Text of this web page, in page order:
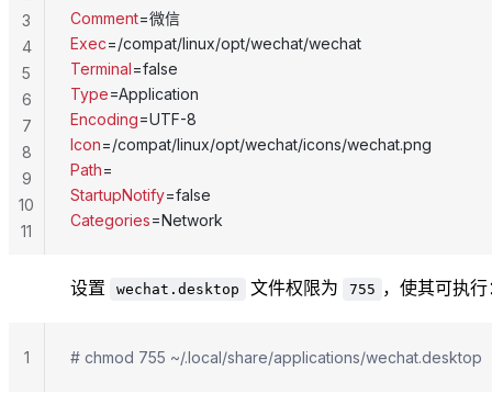
Comment=微信
Exec=/compat/linux/opt/wechat/wechat
Terminal=false
Type=Application
Encoding=UTF-8
Icon=/compat/linux/opt/wechat/icons/wechat.png
Path=
StartupNotify=false
Categories=Network
3
4
5
6
7
8
9
10
11
设置 wechat.desktop 文件权限为 755 ，使其可执行
# chmod 755 ~/.local/share/applications/wechat.desktop
1